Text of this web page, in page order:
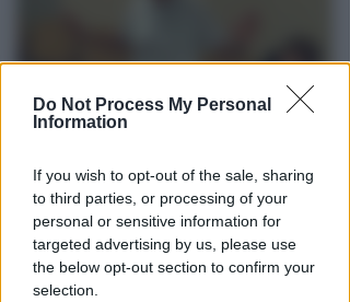
Do Not Process My Personal
Information
If you wish to opt-out of the sale, sharing
to third parties, or processing of your
personal or sensitive information for
targeted advertising by us, please use
the below opt-out section to confirm your
selection.
Piano Arenile. Renzi (FdI):
maldestro tentativo di
urbanizzare la spiaggia
diRedazione